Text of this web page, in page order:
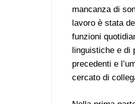
mancanza di
lavoro è stata
funzioni
linguistiche e di
precedenti e
cercato di